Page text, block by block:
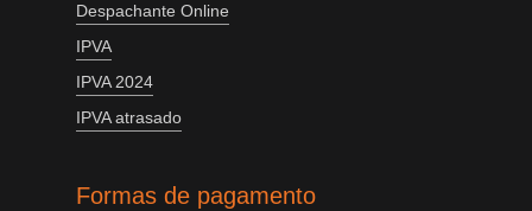
Despachante Online
IPVA
IPVA 2024
IPVA atrasado
Formas de pagamento